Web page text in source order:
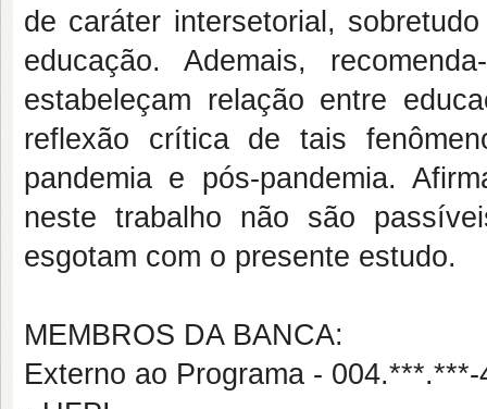
de caráter intersetorial,
educação. Ademais,
estabeleçam relação entre
reflexão crítica de tais
pandemia e pós-pandemia.
neste trabalho não são
esgotam com o presente estudo.
MEMBROS DA BANCA:
Externo ao Programa -